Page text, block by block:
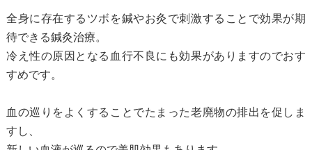
全身に存在するツボを鍼やお灸で刺激することで効果が期
待できる鍼灸治療。
冷え性の原因となる血行不良にも効果がありますのでおす
すめです。
血の巡りをよくすることでたまった老廃物の排出を促しま
すし、